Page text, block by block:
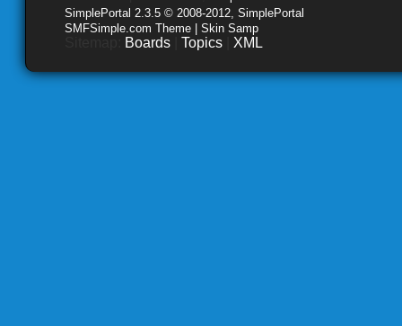
SimplePortal 2.3.5 © 2008-2012, SimplePortal
SMFSimple.com Theme | Skin Samp
Boards Topics XML